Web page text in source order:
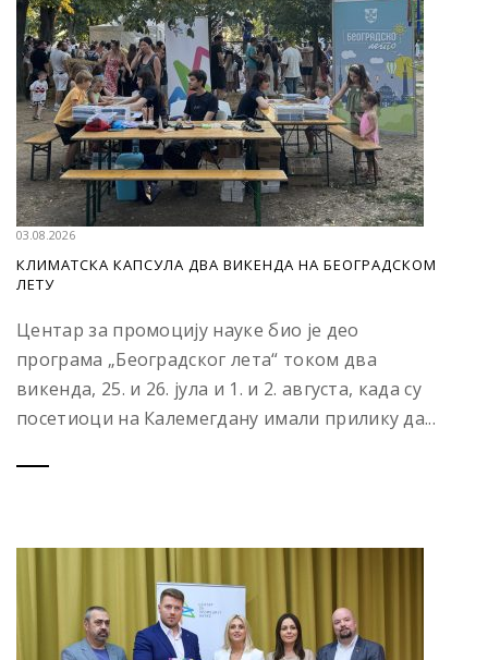
03.08.2026
КЛИМАТСКА КАПСУЛА ДВА ВИКЕНДА НА БЕОГРАДСКОМ
ЛЕТУ
Центар за промоцију науке био је део
програма „Београдског лета“ током два
викенда, 25. и 26. јула и 1. и 2. августа, када су
посетиоци на Калемегдану имали прилику да...